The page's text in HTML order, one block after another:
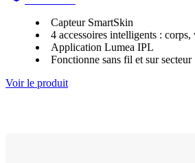
Capteur SmartSkin
4 accessoires intelligents :
Application Lumea IPL
Fonctionne sans fil et sur secteur
Voir le produit